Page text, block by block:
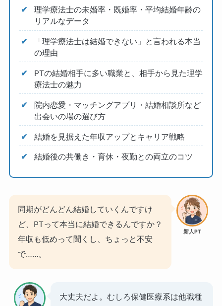
理学療法士の未婚率・既婚率・平均結婚年齢の
リアルなデータ
「理学療法士は結婚できない」と言われる本当
の理由
PTの結婚相手に多い職業と、相手から見た理学
療法士の魅力
院内恋愛・マッチングアプリ・結婚相談所など
出会いの場の選び方
結婚を見据えた年収アップとキャリア戦略
結婚後の共働き・育休・夜勤との両立のコツ
新人PT
同期がどんどん結婚していくんですけ
ど、PTって本当に結婚できるんですか？
年収も低めって聞くし、ちょっと不安
で……。
大丈夫だよ。むしろ保健医療系は他職種